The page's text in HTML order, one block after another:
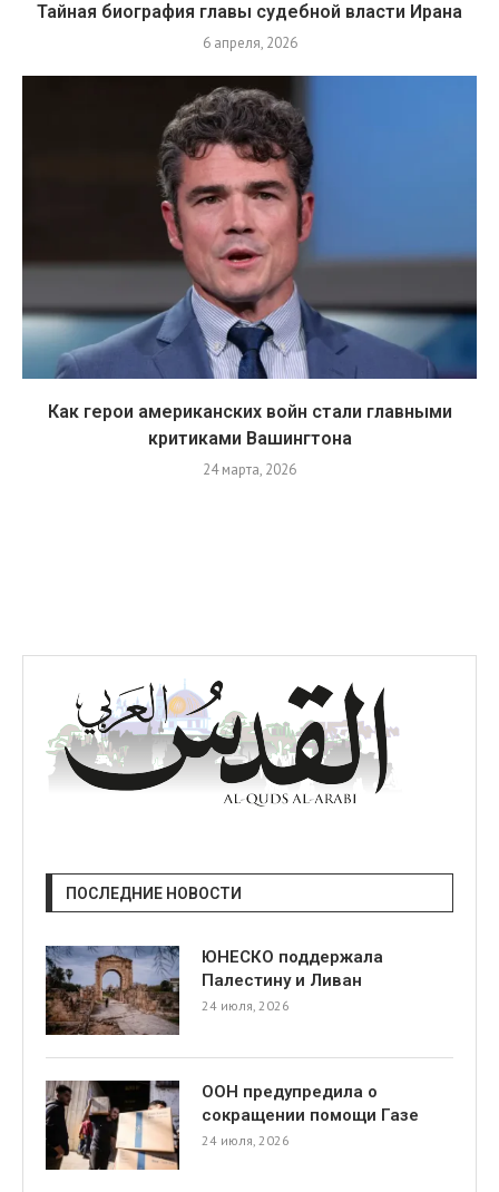
Тайная биография главы судебной власти Ирана
6 апреля, 2026
Как герои американских войн стали главными
критиками Вашингтона
24 марта, 2026
ПОСЛЕДНИЕ НОВОСТИ
ЮНЕСКО поддержала
Палестину и Ливан
24 июля, 2026
ООН предупредила о
сокращении помощи Газе
24 июля, 2026